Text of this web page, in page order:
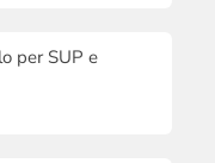
per SUP e